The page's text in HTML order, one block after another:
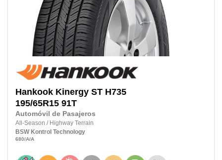
Hankook Kinergy ST H735
195/65R15 91T
Automóvil de Pasajeros
All-Season / Highway Terrain
BSW Kontrol Technology
680/A/A